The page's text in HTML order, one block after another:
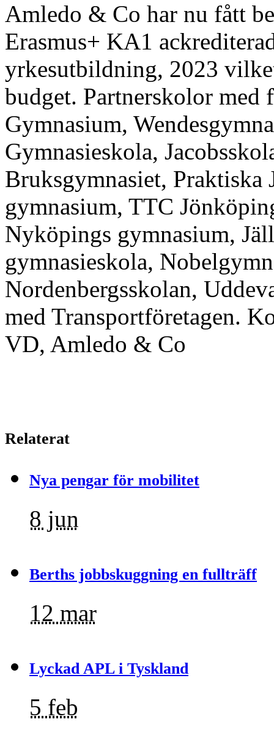
Amledo & Co har nu fått
Erasmus+ KA1
yrkesutbildning, 2023
budget. Partnerskolor
Gymnasium,
Gymnasieskola,
Bruksgymnasiet,
gymnasium, TTC
Nyköpings gymnasium,
gymnasieskola,
Nordenbergsskolan,
med Transportföretagen.
VD, Amledo & Co
Relaterat
Nya pengar för mobilitet
8 jun
Berths jobbskuggning en fullträff
12 mar
Lyckad APL i Tyskland
5 feb